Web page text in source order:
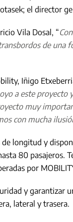
el director
Vila Dosal, “
de
Iñigo
a este
muy
con mucha
longitud y
80 pasajeros.
por
y garantizar
lateral y trasera.